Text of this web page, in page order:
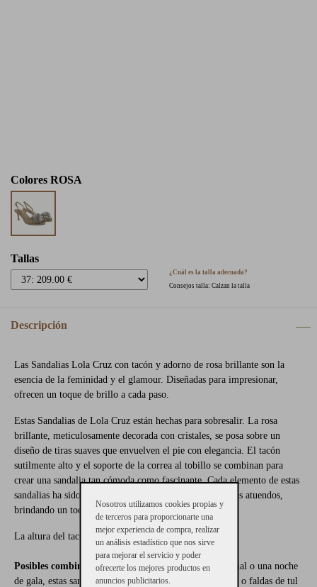
Colores ROSA
Tallas
¿Cuál es la talla adecuada?
Consejos talla: Calzan la talla
Descripción
Las Sandalias Lola Cruz con tacón y adorno de rosa brillante son la
esencia de la feminidad y el glamour. Diseñadas para impresionar,
ofrecen un toque de brillo a cada paso.
Estas Sandalias de Lola Cruz están hechas para sobresalir. La rosa
brillante, meticulosamente decorada con cristales, se posa sobre un
diseño de tiras suaves que envuelven el pie con elegancia. El tacón
sutilmente alto y el soporte de la correa al tobillo se combinan para
crear una sandalia tan cómoda como fascinante. Cada elemento de estas
sandalias ha sido pensado para complementar tus mejores atuendos,
brindando un toque final resplandeciente a tu look.
La altura del tacón es de 6,5 cm aproximadamente.
Posibles combinaciones:Perfectas para un evento formal o una noche
de gala, estas sandalias hacen juego con vestidos de seda o faldas de tul
Nosotros utilizamos cookies propias y
de terceros para proporcionarte una
mejor experiencia de compra, realizar
un análisis estadístico que nos sirve
para mejorar el servicio y poder
ofrecerte los mejores productos en
anuncios publicitarios.